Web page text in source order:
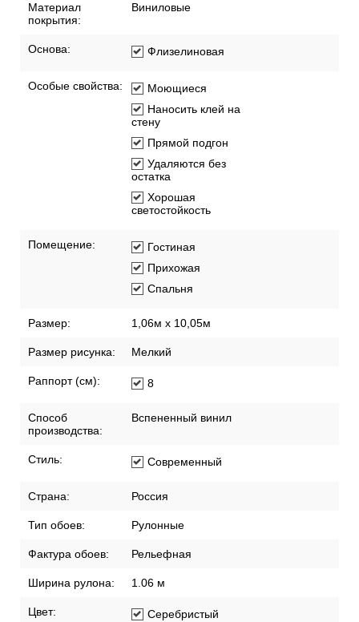
Материал
покрытия:
Виниловые
Основа: Флизелиновая
Особые свойства:
Моющиеся
Наносить клей на
стену
Прямой подгон
Удаляются без
остатка
Хорошая
светостойкость
Помещение:
Гостиная
Прихожая
Спальня
Размер: 1,06м х 10,05м
Размер рисунка: Мелкий
Раппорт (см): 8
Способ
производства:
Вспененный винил
Стиль: Современный
Страна: Россия
Тип обоев: Рулонные
Фактура обоев: Рельефная
Ширина рулона: 1.06 м
Цвет:
Серебристый